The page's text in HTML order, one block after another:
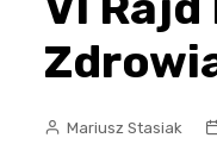
Mariusz Stasiak